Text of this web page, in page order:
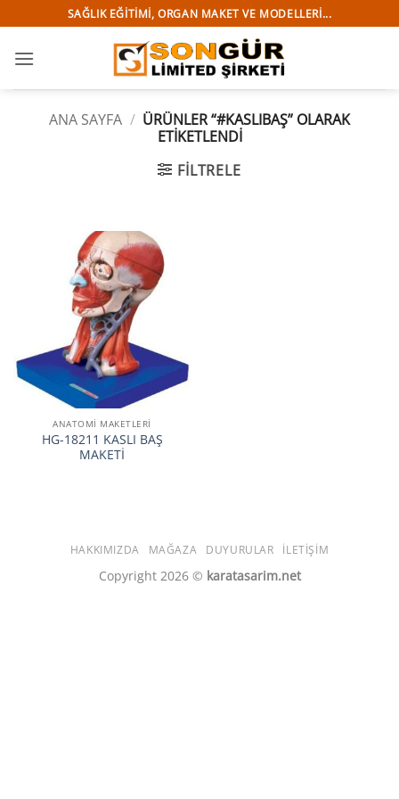
atla
SAĞLIK EĞITIMI, ORGAN MAKET VE MODELLERI...
ANA SAYFA / ÜRÜNLER “#KASLIBAŞ” OLARAK
ETIKETLENDI
FILTRELE
ANATOMİ MAKETLERİ
HG-18211 KASLI BAŞ
MAKETİ
HAKKIMIZDA MAĞAZA DUYURULAR İLETIŞIM
Copyright 2026 © karatasarim.net